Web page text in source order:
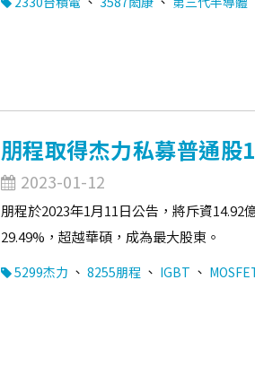
朋程取得杰力私募普通股
2023-01-12
朋程於2023年1月11日公告，將斥資14.92
29.49%，超越華碩，成為最大股東。
5299杰力 、 8255朋程 、 IGBT 、